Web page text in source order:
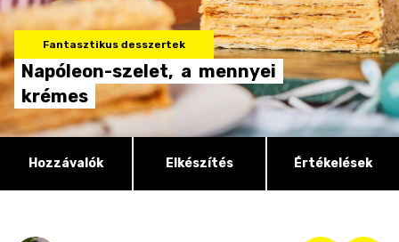
Fantasztikus desszertek
Napóleon-szelet, a mennyei
krémes
Hozzávalók Elkészítés Értékelések